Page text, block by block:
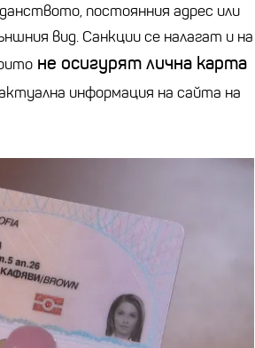
постоянния адрес или
вид. Санкции се налагат и на
не осигурят лична карта
информация на сайта на